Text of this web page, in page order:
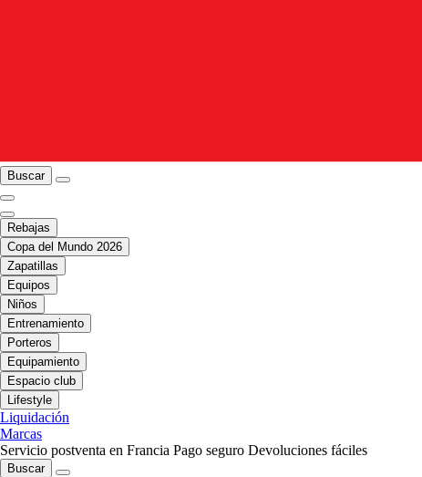
Buscar
Rebajas
Copa del Mundo 2026
Zapatillas
Equipos
Niños
Entrenamiento
Porteros
Equipamiento
Espacio club
Lifestyle
Liquidación
Marcas
Servicio postventa en Francia Pago seguro Devoluciones fáciles
Buscar